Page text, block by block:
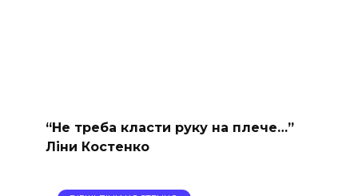
“Не треба класти руку на плече…”
Ліни Костенко